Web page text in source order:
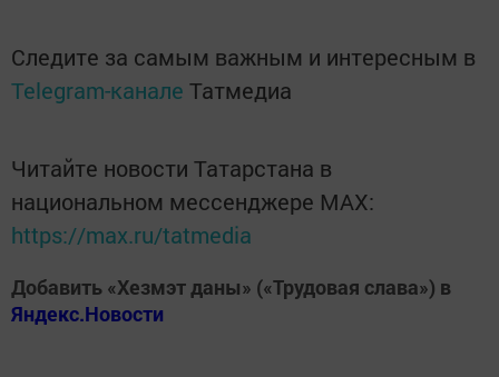
Следите за самым важным и интересным в
Telegram-канале Татмедиа
Читайте новости Татарстана в
национальном мессенджере MАХ:
https://max.ru/tatmedia
Добавить «Хезмэт даны» («Трудовая слава») в
Яндекс.Новости